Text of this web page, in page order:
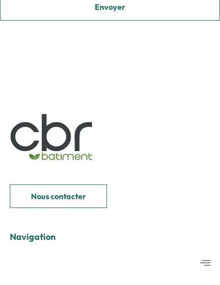
Nous contacter
Navigation